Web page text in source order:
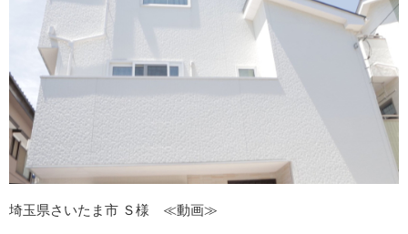
埼玉県さいたま市 Ｓ様 ≪動画≫